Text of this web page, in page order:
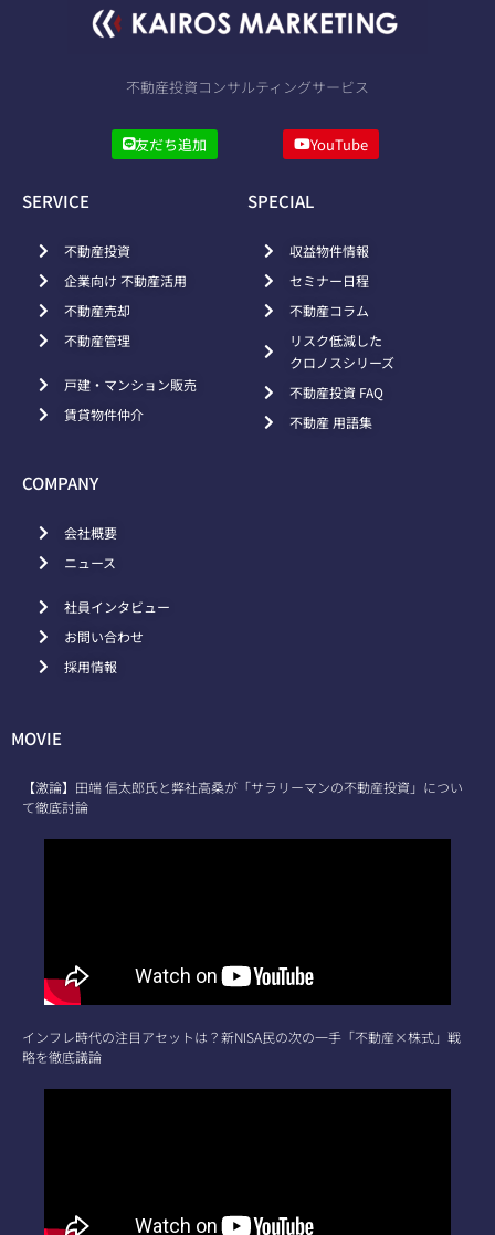
不動産投資コンサルティングサービス
友だち追加 YouTube
SERVICE
不動産投資
企業向け 不動産活用
不動産売却
不動産管理
戸建・マンション販売
賃貸物件仲介
SPECIAL
収益物件情報
セミナー日程
不動産コラム
リスク低減した
クロノスシリーズ
不動産投資 FAQ
不動産 用語集
COMPANY
会社概要
ニュース
社員インタビュー
お問い合わせ
採用情報
MOVIE
【激論】田端 信太郎氏と弊社高桑が「サラリーマンの不動産投資」につい
て徹底討論
インフレ時代の注目アセットは？新NISA民の次の一手「不動産×株式」戦
略を徹底議論